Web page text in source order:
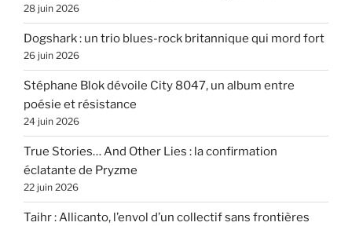
28 juin 2026
Dogshark : un trio blues-rock britannique qui mord fort
26 juin 2026
Stéphane Blok dévoile City 8047, un album entre
poésie et résistance
24 juin 2026
True Stories… And Other Lies : la confirmation
éclatante de Pryzme
22 juin 2026
Taihr : Allicanto, l’envol d’un collectif sans frontières